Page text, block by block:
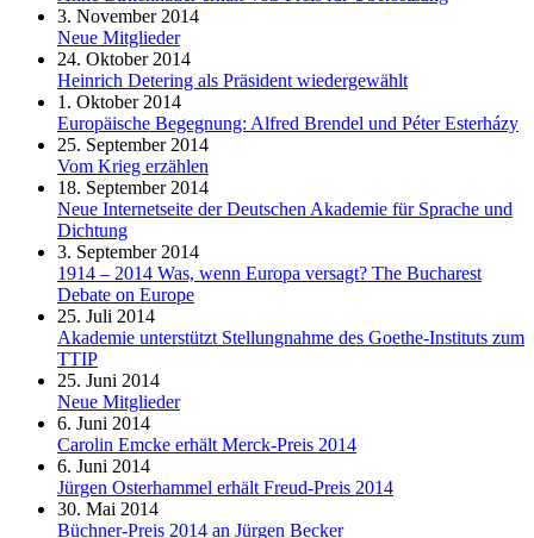
3. November 2014
Neue Mitglieder
24. Oktober 2014
Heinrich Detering als Präsident wiedergewählt
1. Oktober 2014
Europäische Begegnung: Alfred Brendel und Péter Esterházy
25. September 2014
Vom Krieg erzählen
18. September 2014
Neue Internetseite der Deutschen Akademie für Sprache und
Dichtung
3. September 2014
1914 – 2014 Was, wenn Europa versagt? The Bucharest
Debate on Europe
25. Juli 2014
Akademie unterstützt Stellungnahme des Goethe-Instituts zum
TTIP
25. Juni 2014
Neue Mitglieder
6. Juni 2014
Carolin Emcke erhält Merck-Preis 2014
6. Juni 2014
Jürgen Osterhammel erhält Freud-Preis 2014
30. Mai 2014
Büchner-Preis 2014 an Jürgen Becker